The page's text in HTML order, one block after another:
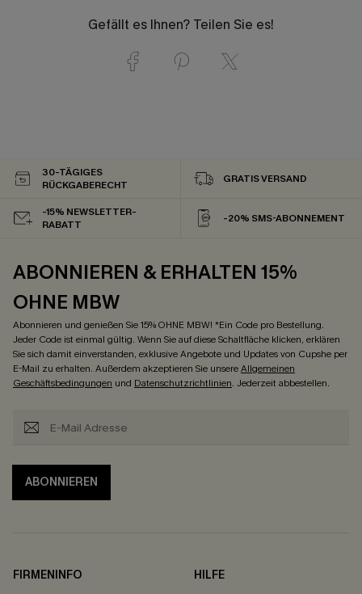
Gefällt es Ihnen? Teilen Sie es!
30-TÄGIGES
RÜCKGABERECHT
GRATIS VERSAND
-15% NEWSLETTER-
RABATT
-20% SMS-ABONNEMENT
ABONNIEREN & ERHALTEN 15%
OHNE MBW
Abonnieren und genießen Sie 15% OHNE MBW! *Ein Code pro Bestellung.
Jeder Code ist einmal gültig. Wenn Sie auf diese Schaltfläche klicken, erklären
Sie sich damit einverstanden, exklusive Angebote und Updates von Cupshe per
E-Mail zu erhalten. Außerdem akzeptieren Sie unsereAllgemeinen
Geschäftsbedingungen und Datenschutzrichtlinien. Jederzeit abbestellen.
ABONNIEREN
FIRMENINFO
HILFE